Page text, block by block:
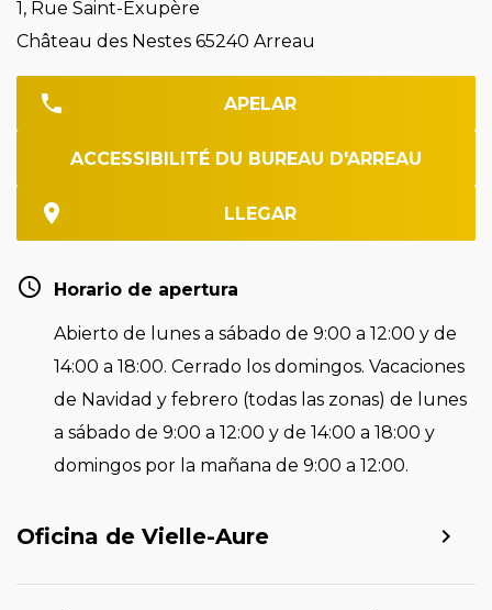
1, Rue Saint-Exupère
Château des Nestes 65240 Arreau
APELAR
ACCESSIBILITÉ DU BUREAU D'ARREAU
LLEGAR
Horario de apertura
Abierto de lunes a sábado de 9:00 a 12:00 y de
14:00 a 18:00. Cerrado los domingos. Vacaciones
de Navidad y febrero (todas las zonas) de lunes
a sábado de 9:00 a 12:00 y de 14:00 a 18:00 y
domingos por la mañana de 9:00 a 12:00.
Oficina de Vielle-Aure